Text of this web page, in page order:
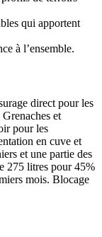
qui apportent
à l’ensemble.
direct pour les
et
pour les
en cuve et
et une partie des
275 litres pour 45%
mois. Blocage